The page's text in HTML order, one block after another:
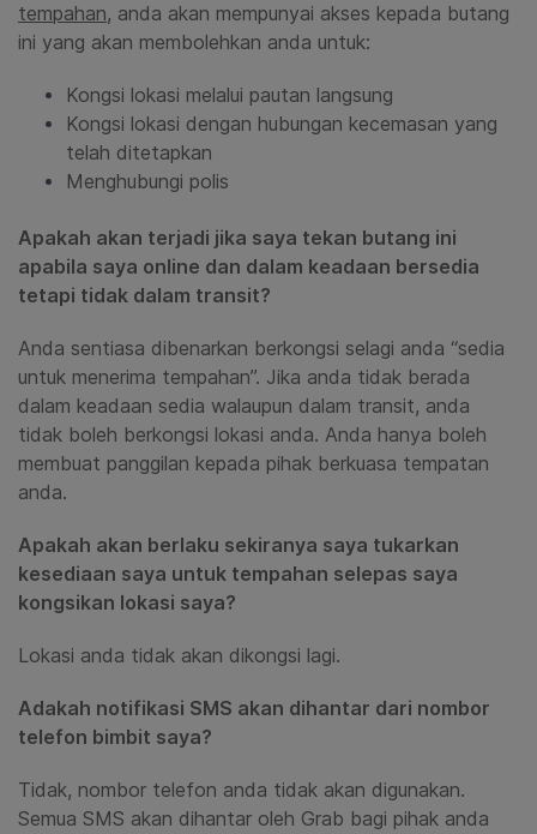
tempahan, anda akan mempunyai akses kepada butang
ini yang akan membolehkan anda untuk:
Kongsi lokasi melalui pautan langsung
Kongsi lokasi dengan hubungan kecemasan yang
telah ditetapkan
Menghubungi polis
Apakah akan terjadi jika saya tekan butang ini
apabila saya online dan dalam keadaan bersedia
tetapi tidak dalam transit?
Anda sentiasa dibenarkan berkongsi selagi anda “sedia
untuk menerima tempahan”. Jika anda tidak berada
dalam keadaan sedia walaupun dalam transit, anda
tidak boleh berkongsi lokasi anda. Anda hanya boleh
membuat panggilan kepada pihak berkuasa tempatan
anda.
Apakah akan berlaku sekiranya saya tukarkan
kesediaan saya untuk tempahan selepas saya
kongsikan lokasi saya?
Lokasi anda tidak akan dikongsi lagi.
Adakah notifikasi SMS akan dihantar dari nombor
telefon bimbit saya?
Tidak, nombor telefon anda tidak akan digunakan.
Semua SMS akan dihantar oleh Grab bagi pihak anda